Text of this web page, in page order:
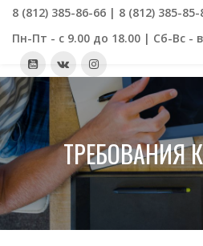
8 (812) 385-86-66 | 8 (812) 385-85-
Пн-Пт - с 9.00 до 18.00 | Сб-Вс -
ТРЕБОВАНИЯ